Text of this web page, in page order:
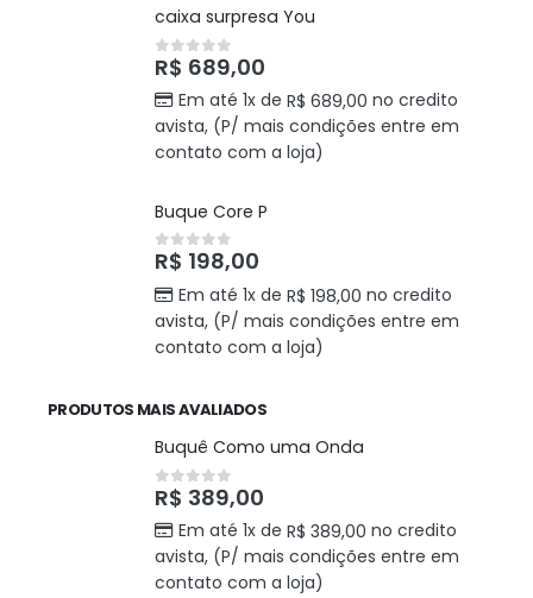
caixa surpresa You
0out of 5
R$ 689,00
Em até 1x de R$ 689,00 no credito
avista, (P/ mais condições entre em
contato com a loja)
Buque Core P
0out of 5
R$ 198,00
Em até 1x de R$ 198,00 no credito
avista, (P/ mais condições entre em
contato com a loja)
PRODUTOS MAIS AVALIADOS
Buquê Como uma Onda
0out of 5
R$ 389,00
Em até 1x de R$ 389,00 no credito
avista, (P/ mais condições entre em
contato com a loja)